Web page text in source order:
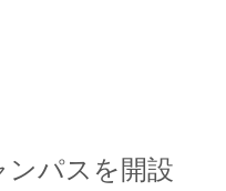
ンパスを開設